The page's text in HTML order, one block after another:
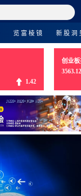
览富棱镜 新股洞
1.42
创业
3563.12